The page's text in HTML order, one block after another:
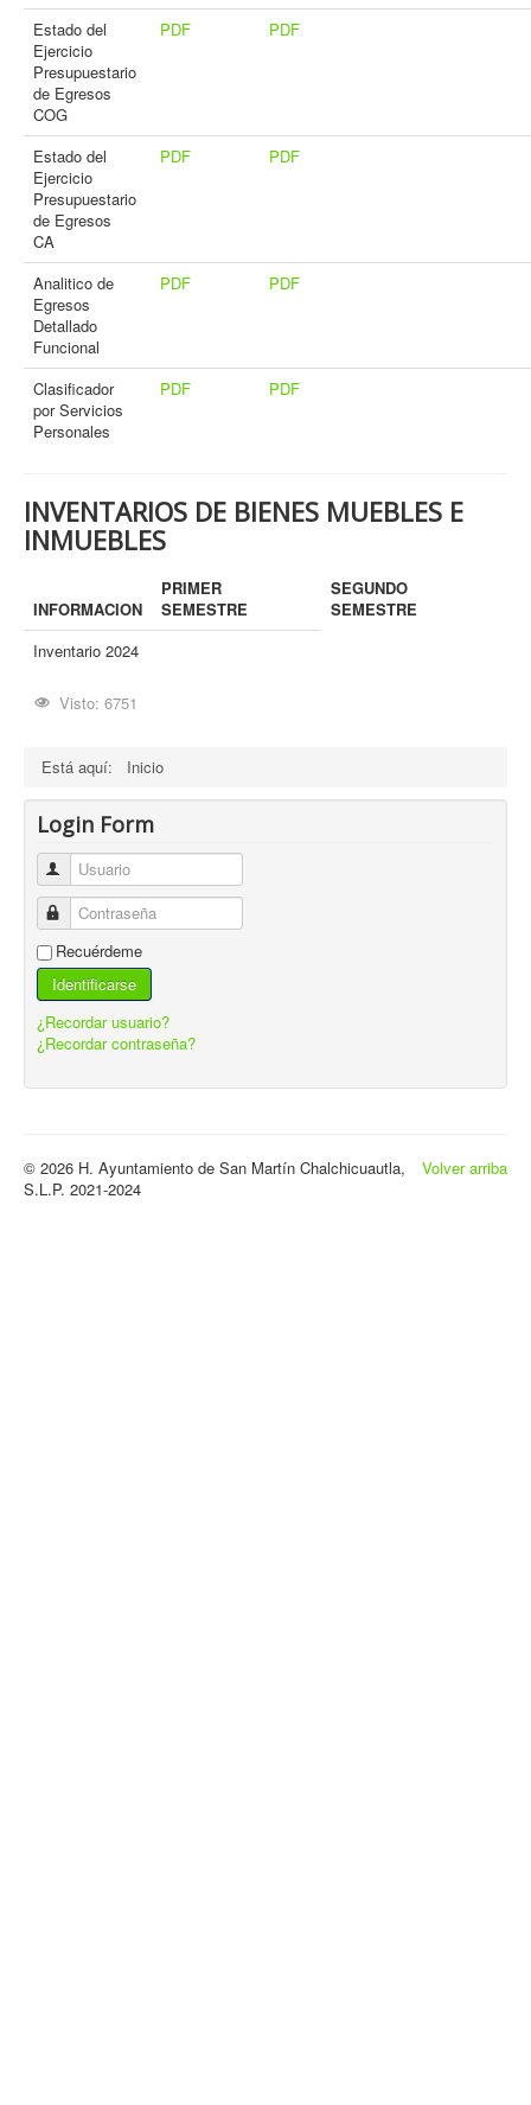
Estado del
Ejercicio
Presupuestario
de Egresos
COG
PDF PDF
Estado del
Ejercicio
Presupuestario
de Egresos
CA
PDF PDF
Analitico de
Egresos
Detallado
Funcional
PDF PDF
Clasificador
por Servicios
Personales
PDF PDF
INVENTARIOS DE BIENES MUEBLES E
INMUEBLES
INFORMACION
PRIMER
SEMESTRE
SEGUNDO
SEMESTRE
Inventario 2024
Visto: 6751
Está aquí: Inicio
Login Form
Usuario
Contraseña
Recuérdeme
Identificarse
¿Recordar usuario?
¿Recordar contraseña?
Volver arriba
© 2026 H. Ayuntamiento de San Martín Chalchicuautla,
S.L.P. 2021-2024